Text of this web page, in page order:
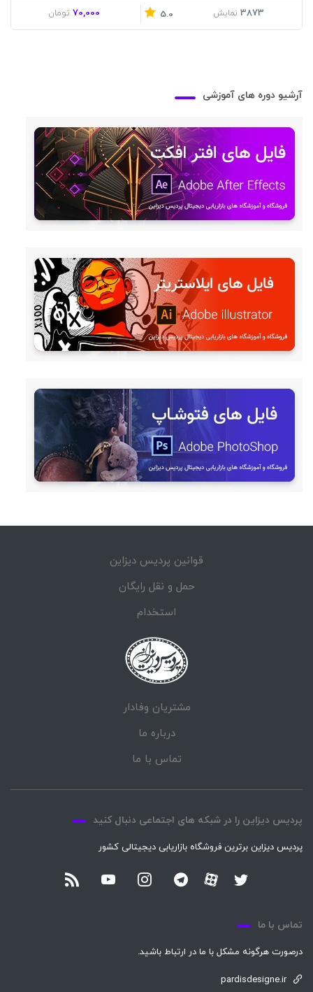
3873 نمایش 5.0
70,000 تومان
آرشیو دوره های آموزشی
قوانین پردیس دیزاین
حمل و نقل رایگان
استخدام
مشتریان وفادار
درباره ما
تماس با ما
پردیس دیزاین را در شبکه های اجتماعی دنبال کنید
پردیس دیزاین برترین فروشگاه بازاریابی دیجیتالی کشور
تماس با ما
درصورت هرگونه مشکل با ما در ارتباط باشید.
pardisdesigne.ir